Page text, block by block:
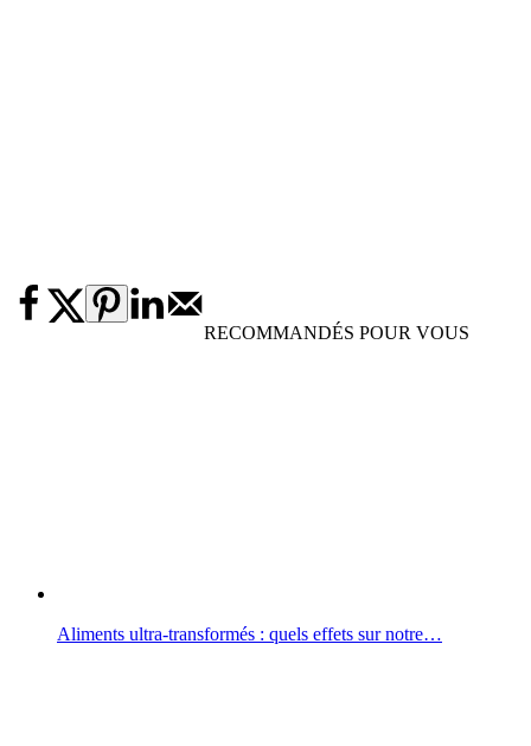
RECOMMANDÉS POUR VOUS
Aliments ultra-transformés : quels effets sur notre…